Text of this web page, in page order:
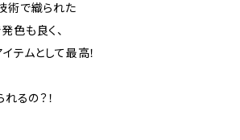
術で織られた
色も良く、
テムとして最高！
るの？！